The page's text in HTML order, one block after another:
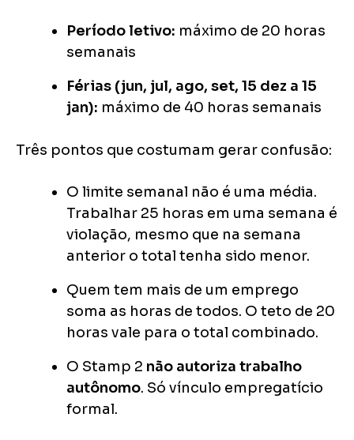
Período letivo: máximo de 20 horas
semanais
Férias (jun, jul, ago, set, 15 dez a 15
jan): máximo de 40 horas semanais
Três pontos que costumam gerar confusão:
O limite semanal não é uma média.
Trabalhar 25 horas em uma semana é
violação, mesmo que na semana
anterior o total tenha sido menor.
Quem tem mais de um emprego
soma as horas de todos. O teto de 20
horas vale para o total combinado.
O Stamp 2 não autoriza trabalho
autônomo. Só vínculo empregatício
formal.